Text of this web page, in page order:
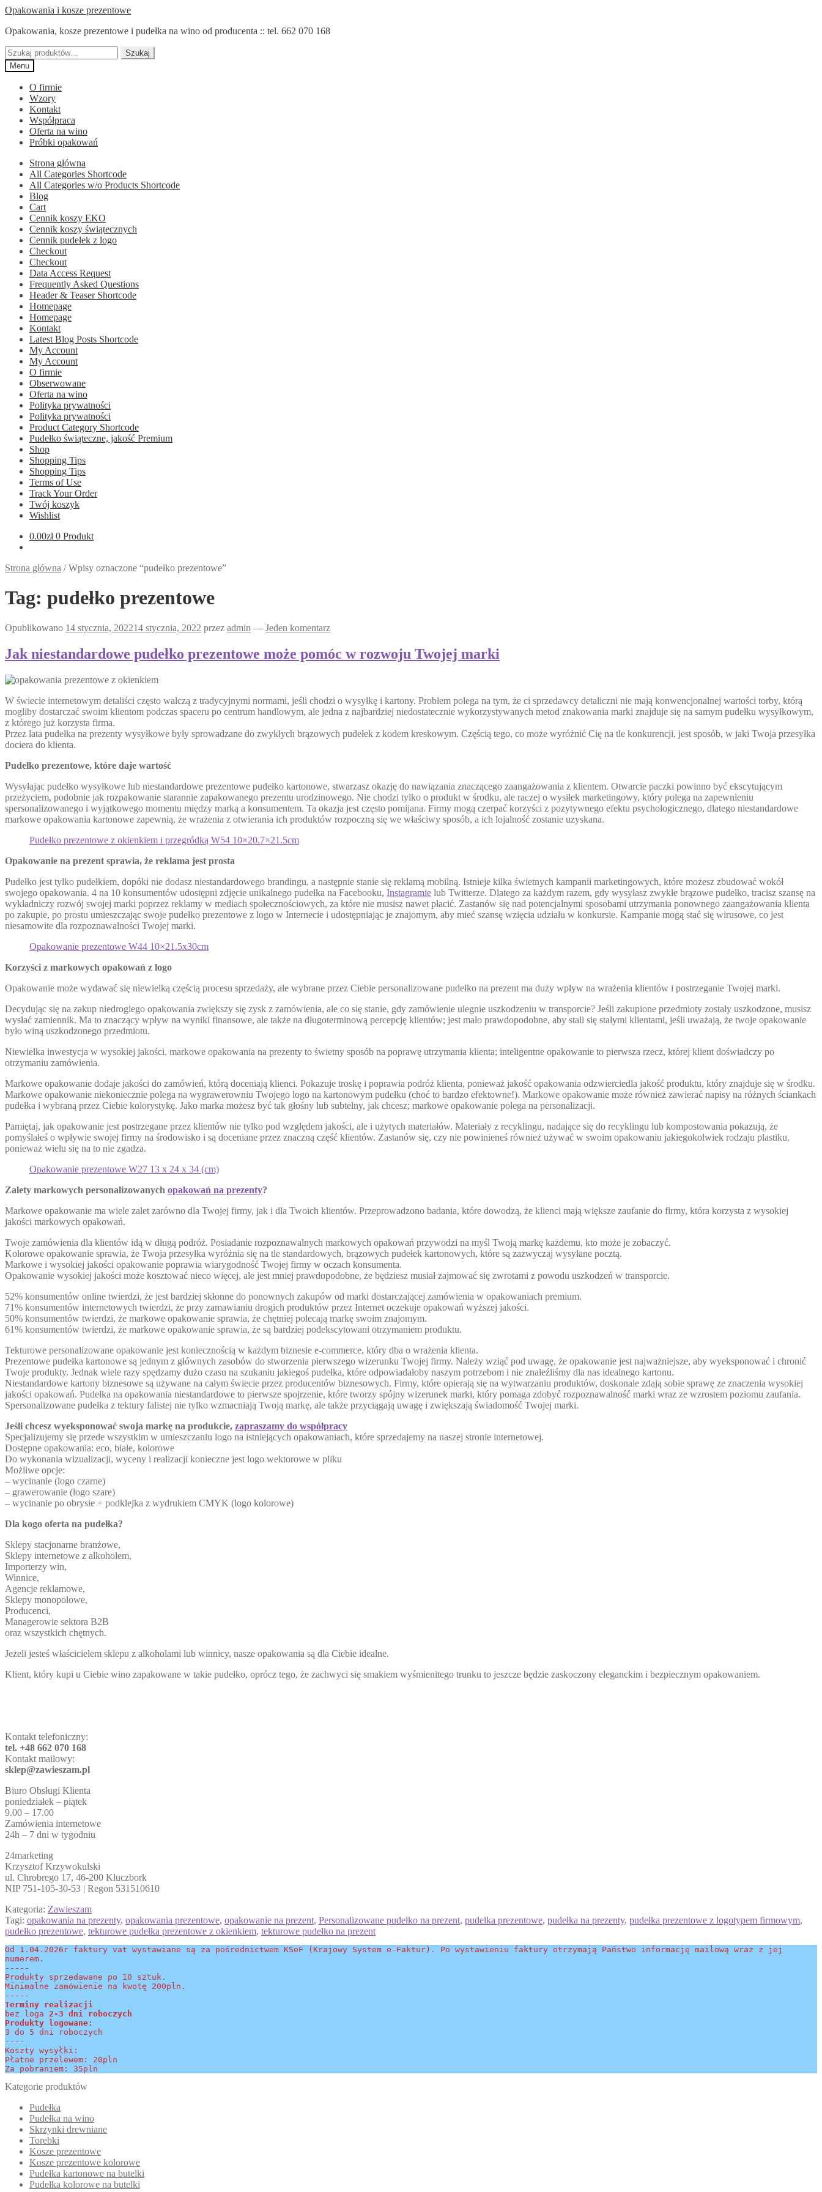
Przejdź
nawigacji
Przejdź
treści
Opakowania i kosze prezentowe
Opakowania, kosze prezentowe i pudełka na wino od producenta :: tel. 662 070 168
Szukaj:
Szukaj
Menu
O firmie
Wzory
Kontakt
Współpraca
Oferta na wino
Próbki opakowań
Strona główna
All Categories Shortcode
All Categories w/o Products Shortcode
Blog
Cart
Cennik koszy EKO
Cennik koszy świątecznych
Cennik pudełek z logo
Checkout
Checkout
Data Access Request
Frequently Asked Questions
Header & Teaser Shortcode
Homepage
Homepage
Kontakt
Latest Blog Posts Shortcode
My Account
My Account
O firmie
Obserwowane
Oferta na wino
Polityka prywatności
Polityka prywatności
Product Category Shortcode
Pudełko świąteczne, jakość Premium
Shop
Shopping Tips
Shopping Tips
Terms of Use
Track Your Order
Twój koszyk
Wishlist
0.00zł 0 Produkt
Strona główna /Wpisy oznaczone “pudełko prezentowe”
Tag: pudełko prezentowe
Opublikowano 14 stycznia, 202214 stycznia, 2022 przez admin — Jeden komentarz
Jak niestandardowe pudełko prezentowe może pomóc w rozwoju Twojej marki
W świecie internetowym detaliści często walczą z tradycyjnymi normami, jeśli chodzi o wysyłkę i kartony. Problem polega na tym, że ci sprzedawcy detaliczni nie mają konwencjonalnej wartości torby, którą
mogliby dostarczać swoim klientom podczas spaceru po centrum handlowym, ale jedna z najbardziej niedostatecznie wykorzystywanych metod znakowania marki znajduje się na samym pudełku wysyłkowym,
z którego już korzysta firma.
Przez lata pudełka na prezenty wysyłkowe były sprowadzane do zwykłych brązowych pudełek z kodem kreskowym. Częścią tego, co może wyróżnić Cię na tle konkurencji, jest sposób, w jaki Twoja przesyłka
dociera do klienta.
Pudełko prezentowe, które daje wartość
Wysyłając pudełko wysyłkowe lub niestandardowe prezentowe pudełko kartonowe, stwarzasz okazję do nawiązania znaczącego zaangażowania z klientem. Otwarcie paczki powinno być ekscytującym
przeżyciem, podobnie jak rozpakowanie starannie zapakowanego prezentu urodzinowego. Nie chodzi tylko o produkt w środku, ale raczej o wysiłek marketingowy, który polega na zapewnieniu
spersonalizowanego i wyjątkowego momentu między marką a konsumentem. Ta okazja jest często pomijana. Firmy mogą czerpać korzyści z pozytywnego efektu psychologicznego, dlatego niestandardowe
markowe opakowania kartonowe zapewnią, że wrażenia z otwierania ich produktów rozpoczną się we właściwy sposób, a ich lojalność zostanie uzyskana.
Pudełko prezentowe z okienkiem i przegródką W54 10×20.7×21.5cm
Opakowanie na prezent sprawia, że ​​reklama jest prosta
Pudełko jest tylko pudełkiem, dopóki nie dodasz niestandardowego brandingu, a następnie stanie się reklamą mobilną. Istnieje kilka świetnych kampanii marketingowych, które możesz zbudować wokół
swojego opakowania. 4 na 10 konsumentów udostępni zdjęcie unikalnego pudełka na Facebooku, Instagramie lub Twitterze. Dlatego za każdym razem, gdy wysyłasz zwykłe brązowe pudełko, tracisz szansę na
wykładniczy rozwój swojej marki poprzez reklamy w mediach społecznościowych, za które nie musisz nawet płacić. Zastanów się nad potencjalnymi sposobami utrzymania ponownego zaangażowania klienta
po zakupie, po prostu umieszczając swoje pudełko prezentowe z logo w Internecie i udostępniając je znajomym, aby mieć szansę wzięcia udziału w konkursie. Kampanie mogą stać się wirusowe, co jest
niesamowite dla rozpoznawalności Twojej marki.
Opakowanie prezentowe W44 10×21.5x30cm
Korzyści z markowych opakowań z logo
Opakowanie może wydawać się niewielką częścią procesu sprzedaży, ale wybrane przez Ciebie personalizowane pudełko na prezent ma duży wpływ na wrażenia klientów i postrzeganie Twojej marki.
Decydując się na zakup niedrogiego opakowania zwiększy się zysk z zamówienia, ale co się stanie, gdy zamówienie ulegnie uszkodzeniu w transporcie? Jeśli zakupione przedmioty zostały uszkodzone, musisz
wysłać zamiennik. Ma to znaczący wpływ na wyniki finansowe, ale także na długoterminową percepcję klientów; jest mało prawdopodobne, aby stali się stałymi klientami, jeśli uważają, że twoje opakowanie
było winą uszkodzonego przedmiotu.
Niewielka inwestycja w wysokiej jakości, markowe opakowania na prezenty to świetny sposób na poprawę utrzymania klienta; inteligentne opakowanie to pierwsza rzecz, której klient doświadczy po
otrzymaniu zamówienia.
Markowe opakowanie dodaje jakości do zamówień, którą doceniają klienci. Pokazuje troskę i poprawia podróż klienta, ponieważ jakość opakowania odzwierciedla jakość produktu, który znajduje się w środku.
Markowe opakowanie niekoniecznie polega na wygrawerowniu Twojego logo na kartonowym pudełku (choć to bardzo efektowne!). Markowe opakowanie może również zawierać napisy na różnych ściankach
pudełka i wybraną przez Ciebie kolorystykę. Jako marka możesz być tak głośny lub subtelny, jak chcesz; markowe opakowanie polega na personalizacji.
Pamiętaj, jak opakowanie jest postrzegane przez klientów nie tylko pod względem jakości, ale i użytych materiałów. Materiały z recyklingu, nadające się do recyklingu lub kompostowania pokazują, że
pomyślałeś o wpływie swojej firmy na środowisko i są doceniane przez znaczną część klientów. Zastanów się, czy nie powinieneś również używać w swoim opakowaniu jakiegokolwiek rodzaju plastiku,
ponieważ wielu się na to nie zgadza.
Opakowanie prezentowe W27 13 x 24 x 34 (cm)
Zalety markowych personalizowanych opakowań na prezenty?
Markowe opakowanie ma wiele zalet zarówno dla Twojej firmy, jak i dla Twoich klientów. Przeprowadzono badania, które dowodzą, że klienci mają większe zaufanie do firmy, która korzysta z wysokiej
jakości markowych opakowań.
Twoje zamówienia dla klientów idą w długą podróż. Posiadanie rozpoznawalnych markowych opakowań przywodzi na myśl Twoją markę każdemu, kto może je zobaczyć.
Kolorowe opakowanie sprawia, że ​​Twoja przesyłka wyróżnia się na tle standardowych, brązowych pudełek kartonowych, które są zazwyczaj wysyłane pocztą.
Markowe i wysokiej jakości opakowanie poprawia wiarygodność Twojej firmy w oczach konsumenta.
Opakowanie wysokiej jakości może kosztować nieco więcej, ale jest mniej prawdopodobne, że będziesz musiał zajmować się zwrotami z powodu uszkodzeń w transporcie.
52% konsumentów online twierdzi, że jest bardziej skłonne do ponownych zakupów od marki dostarczającej zamówienia w opakowaniach premium.
71% konsumentów internetowych twierdzi, że przy zamawianiu drogich produktów przez Internet oczekuje opakowań wyższej jakości.
50% konsumentów twierdzi, że markowe opakowanie sprawia, że ​​chętniej polecają markę swoim znajomym.
61% konsumentów twierdzi, że markowe opakowanie sprawia, że ​​są bardziej podekscytowani otrzymaniem produktu.
Tekturowe personalizowane opakowanie jest koniecznością w każdym biznesie e-commerce, który dba o wrażenia klienta.
Prezentowe pudełka kartonowe są jednym z głównych zasobów do stworzenia pierwszego wizerunku Twojej firmy. Należy wziąć pod uwagę, że opakowanie jest najważniejsze, aby wyeksponować i chronić
Twoje produkty. Jednak wiele razy spędzamy dużo czasu na szukaniu jakiegoś pudełka, które odpowiadałoby naszym potrzebom i nie znaleźliśmy dla nas idealnego kartonu.
Niestandardowe kartony biznesowe są używane na całym świecie przez producentów biznesowych. Firmy, które opierają się na wytwarzaniu produktów, doskonale zdają sobie sprawę ze znaczenia wysokiej
jakości opakowań. Pudełka na opakowania niestandardowe to pierwsze spojrzenie, które tworzy spójny wizerunek marki, który pomaga zdobyć rozpoznawalność marki wraz ze wzrostem poziomu zaufania.
Spersonalizowane pudełka z tektury falistej nie tylko wzmacniają Twoją markę, ale także przyciągają uwagę i zwiększają świadomość Twojej marki.
Jeśli chcesz wyeksponować swoja markę na produkcie, zapraszamy do współpracy
Specjalizujemy się przede wszystkim w umieszczaniu logo na istniejących opakowaniach, które sprzedajemy na naszej stronie internetowej.
Dostępne opakowania: eco, białe, kolorowe
Do wykonania wizualizacji, wyceny i realizacji konieczne jest logo wektorowe w pliku
Możliwe opcje:
– wycinanie (logo czarne)
– grawerowanie (logo szare)
– wycinanie po obrysie + podklejka z wydrukiem CMYK (logo kolorowe)
Dla kogo oferta na pudełka?
Sklepy stacjonarne branżowe,
Sklepy internetowe z alkoholem,
Importerzy win,
Winnice,
Agencje reklamowe,
Sklepy monopolowe,
Producenci,
Managerowie sektora B2B
oraz wszystkich chętnych.
Jeżeli jesteś właścicielem sklepu z alkoholami lub winnicy, nasze opakowania są dla Ciebie idealne.
Klient, który kupi u Ciebie wino zapakowane w takie pudełko, oprócz tego, że zachwyci się smakiem wyśmienitego trunku to jeszcze będzie zaskoczony eleganckim i bezpiecznym opakowaniem.
Kontakt telefoniczny:
tel. +48 662 070 168
Kontakt mailowy:
sklep@zawieszam.pl
Biuro Obsługi Klienta
poniedziałek – piątek
9.00 – 17.00
Zamówienia internetowe
24h – 7 dni w tygodniu
24marketing
Krzysztof Krzywokulski
ul. Chrobrego 17, 46-200 Kluczbork
NIP 751-105-30-53 | Regon 531510610
Kategoria: Zawieszam
Tagi: opakowania na prezenty, opakowania prezentowe, opakowanie na prezent, Personalizowane pudełko na prezent, pudelka prezentowe, pudełka na prezenty, pudełka prezentowe z logotypem firmowym,
pudełko prezentowe, tekturowe pudełka prezentowe z okienkiem, tekturowe pudełko na prezent
Od 1.04.2026r faktury vat wystawiane są za pośrednictwem KSeF (Krajowy System e-Faktur). Po wystawieniu faktury otrzymają Państwo informację mailową wraz z jej
numerem.
-----
Produkty sprzedawane po 10 sztuk.
Minimalne zamówienie na kwotę 200pln.
-----
Terminy realizacji
bez loga 2-3 dni roboczych
Produkty logowane:
3 do 5 dni roboczych
----
Koszty wysyłki:
Płatne przelewem: 20pln
Za pobraniem: 35pln
Kategorie produktów
Pudełka
Pudełka na wino
Skrzynki drewniane
Torebki
Kosze prezentowe
Kosze prezentowe kolorowe
Pudełka kartonowe na butelki
Pudełka kolorowe na butelki